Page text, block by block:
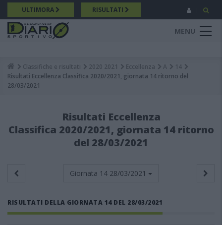
Salta
al
contenuto
principale
ULTIMORA RISULTATI
MENU
Breadcrumb
Classifiche e risultati 2020 2021 Eccellenza A
14
Risultati Eccellenza Classifica 2020/2021, giornata 14 ritorno del
28/03/2021
Risultati Eccellenza
Classifica 2020/2021, giornata 14 ritorno
del 28/03/2021
Giornata 14 28/03/2021
RISULTATI DELLA GIORNATA 14 DEL 28/03/2021